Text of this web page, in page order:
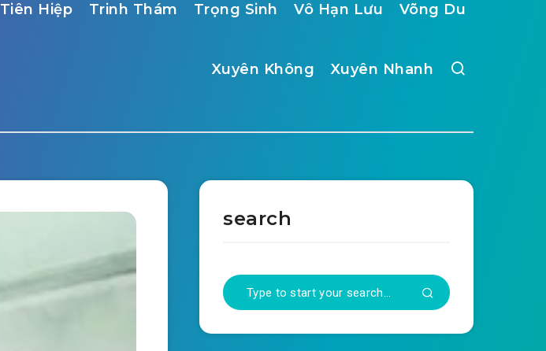
Tiên Hiệp Trinh Thám Trọng Sinh Vô Hạn Lưu Võng Du
Xuyên Không Xuyên Nhanh
search